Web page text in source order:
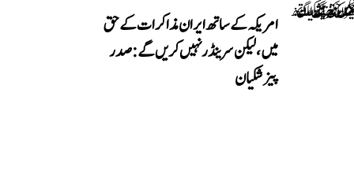
امریکہ کے ساتھ ایران مذاکرات کے حق
میں، لیکن سرینڈر نہیں کریں گے: صدر
پیزشکیان